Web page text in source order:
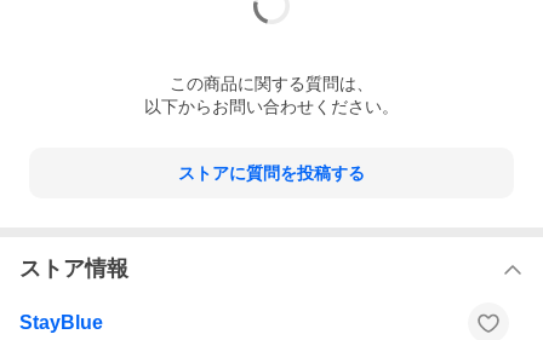
ムンクは1863 年、ノルウェーのロイテンで医師の父のもと に生
年に母が病気で亡くなり、1877 年には姉が亡くな るという不幸
に見舞われ、後の絵画作品に影響を与えている。 1880 年、王立
この商品に関する質問は、
以下からお問い合わせください。
ストアに質問を投稿する
ストア情報
StayBlue